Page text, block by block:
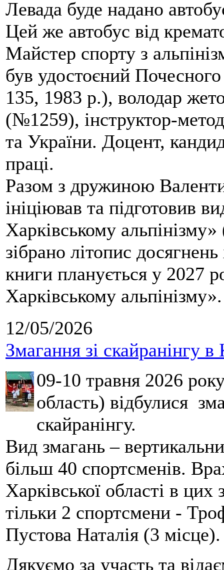
Левада буде надано
Цей же автобус від
Майстер спорту з
був удостоєний
135, 1983 р.), володар
(№1259), інструктор-
та України. Доцент,
праці.
Разом з дружиною
ініціював та підготовив
Харківському
зібрано літопис
книги планується у 2027
Харківському альпінізму».
12/05/2026
Змагання зі скайранінгу в
09-10 травня 2026
область) відбулися
скайранінгу.
Вид змагань –
більш 40 спортсменів.
Харківської області в
тільки 2 спортсмени -
Пустова Наталія (3 місце).
Дякуємо за участь та